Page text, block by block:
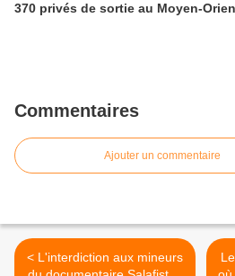
370 privés de sortie au Moyen-
Commentaires
Ajouter un commentaire
< L'interdiction aux mineurs